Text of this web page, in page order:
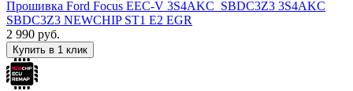
Прошивка Ford Focus EEC-V 3S4AKC_SBDC3Z3 3S4AKC
SBDC3Z3 NEWCHIP ST1 E2 EGR
2 990 руб.
Купить в 1 клик